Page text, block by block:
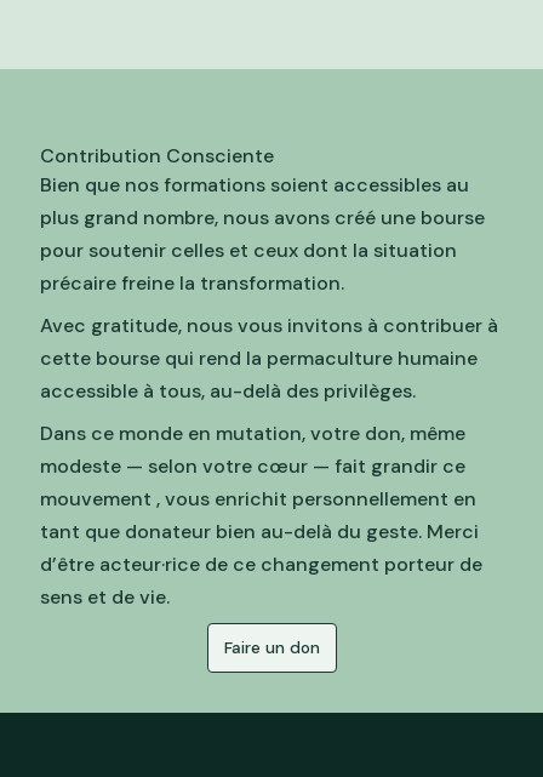
Contribution Consciente
Bien que nos formations soient accessibles au
plus grand nombre, nous avons créé une bourse
pour soutenir celles et ceux dont la situation
précaire freine la transformation.
Avec gratitude, nous vous invitons à contribuer à
cette bourse qui rend la permaculture humaine
accessible à tous, au-delà des privilèges.
Dans ce monde en mutation, votre don, même
modeste — selon votre cœur — fait grandir ce
mouvement , vous enrichit personnellement en
tant que donateur bien au-delà du geste. Merci
d’être acteur·rice de ce changement porteur de
sens et de vie.
Faire un don